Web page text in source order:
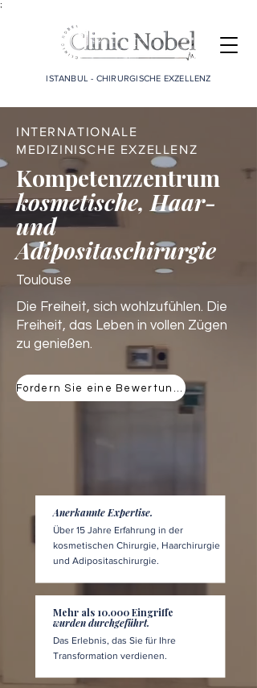
;
ISTANBUL - CHIRURGISCHE EXZELLENZ
INTERNATIONALE
MEDIZINISCHE EXZELLENZ
Kompetenzzentrum
kosmetische, Haar-
und
Adipositaschirurgie
Toulouse
Die Freiheit, sich wohlzufühlen. Die
Freiheit, das Leben in vollen Zügen
zu genießen.
Anerkannte Expertise.
Über 15 Jahre Erfahrung in der
kosmetischen Chirurgie, Haarchirurgie
und Adipositaschirurgie.
Mehr als 10.000 Eingriffe
wurden durchgeführt.
Das Erlebnis, das Sie für Ihre
Transformation verdienen.